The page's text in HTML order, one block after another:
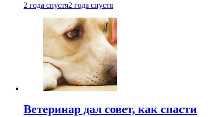
2 года спустя2 года спустя
Ветеринар дал совет, как спасти